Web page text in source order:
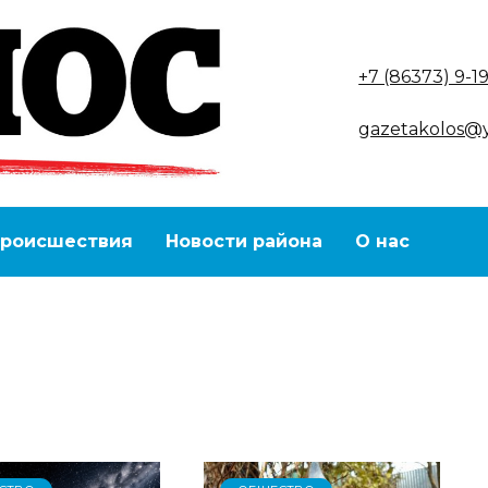
+7 (86373) 9-
Новости района О нас